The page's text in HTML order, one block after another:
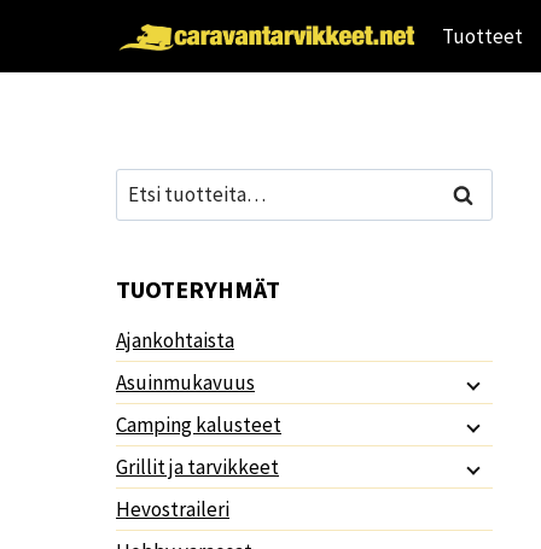
Tuotteet
Etsi: Haku
TUOTERYHMÄT
Ajankohtaista
Asuinmukavuus
Camping kalusteet
Grillit ja tarvikkeet
Hevostraileri